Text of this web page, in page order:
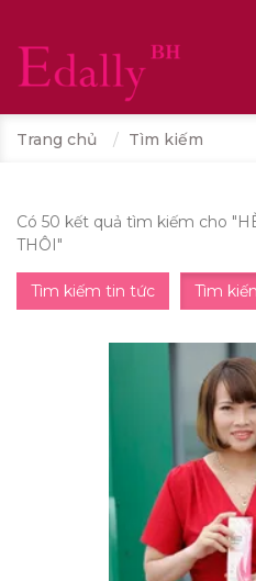
Trang chủ Tìm kiếm
Có 50 kết quả tìm kiếm cho "
THÔI"
Tìm kiếm tin tức Tìm